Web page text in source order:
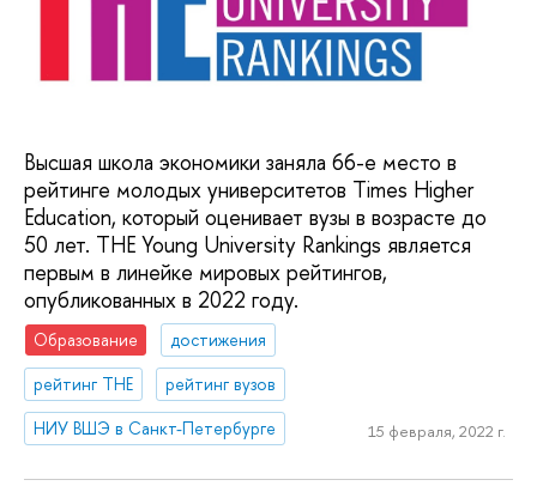
Высшая школа экономики заняла 66-е место в
рейтинге молодых университетов Times Higher
Education, который оценивает вузы в возрасте до
50 лет. THE Young University Rankings является
первым в линейке мировых рейтингов,
опубликованных в 2022 году.
Образование
достижения
рейтинг THE
рейтинг вузов
НИУ ВШЭ в Санкт-Петербурге
15 февраля, 2022 г.